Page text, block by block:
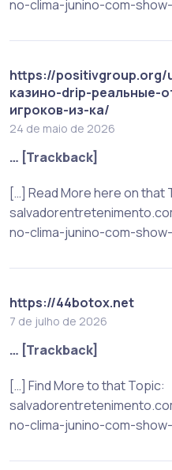
no-clima-junino-com-
https://positivgroup.org/
казино-drip-реальные-
игроков-из-ка/
24 de maio de 2026
… [Trackback]
[…] Read More here on that
no-clima-junino-com-
https://44botox.net
7 de julho de 2026
… [Trackback]
[…] Find More to that Topic:
no-clima-junino-com-